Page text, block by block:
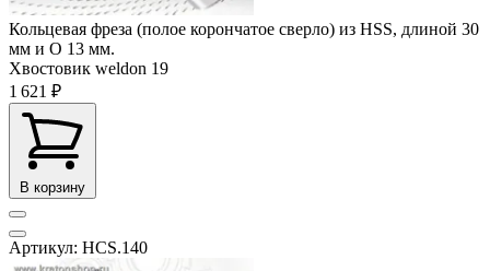
Кольцевая фреза (полое корончатое сверло) из HSS, длиной 30
мм и O 13 мм.
Хвостовик weldon 19
1 621 ₽
В корзину
Артикул: HCS.140